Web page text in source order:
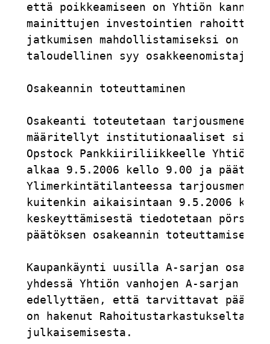
että poikkeamiseen on Yhtiön
mainittujen investointien
jatkumisen mahdollistamiseksi on
taloudellinen syy osakkeenomistajien
Osakeannin toteuttaminen
Osakeanti toteutetaan
määritellyt institutionaaliset
Opstock Pankkiiriliikkeelle Yhtiön
alkaa 9.5.2006 kello 9.00 ja
Ylimerkintätilanteessa
kuitenkin aikaisintaan 9.5.2006
keskeyttämisestä tiedotetaan
päätöksen osakeannin
Kaupankäynti uusilla A-sarjan
yhdessä Yhtiön vanhojen A-sarjan
edellyttäen, että tarvittavat
on hakenut Rahoitustarkastukselta
julkaisemisesta.